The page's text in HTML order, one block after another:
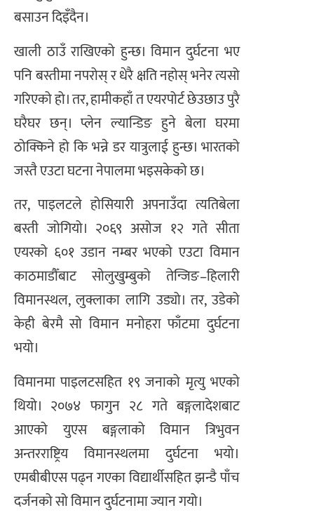
बसाउन दिइँदैन।
खाली ठाउँ राखिएको हुन्छ। विमान दुर्घटना भए
पनि बस्तीमा नपरोस् र धेरै क्षति नहोस् भनेर त्यसो
गरिएको हो। तर, हामीकहाँ त एयरपोर्ट छेउछाउ पुरै
घरैघर छन्। प्लेन ल्यान्डिङ हुने बेला घरमा
ठोक्किने हो कि भन्ने डर यात्रुलाई हुन्छ। भारतको
जस्तै एउटा घटना नेपालमा भइसकेको छ।
तर, पाइलटले होसियारी अपनाउँदा त्यतिबेला
बस्ती जोगियो। २०६९ असोज १२ गते सीता
एयरको ६०१ उडान नम्बर भएको एउटा विमान
काठमाडौँबाट सोलुखुम्बुको तेन्जिङ–हिलारी
विमानस्थल, लुक्लाका लागि उड्यो। तर, उडेको
केही बेरमै सो विमान मनोहरा फाँटमा दुर्घटना
भयो।
विमानमा पाइलटसहित १९ जनाको मृत्यु भएको
थियो। २०७४ फागुन २८ गते बङ्गलादेशबाट
आएको युएस बङ्गलाको विमान त्रिभुवन
अन्तरराष्ट्रिय विमानस्थलमा दुर्घटना भयो।
एमबीबीएस पढ्न गएका विद्यार्थीसहित झन्डै पाँच
दर्जनको सो विमान दुर्घटनामा ज्यान गयो।